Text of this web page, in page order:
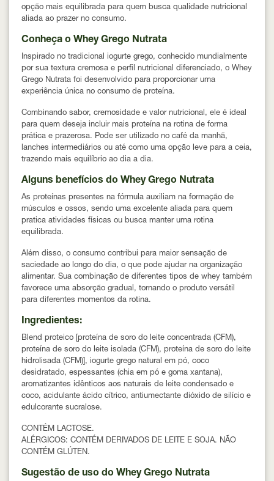
opção mais equilibrada para quem busca qualidade nutricional
aliada ao prazer no consumo.
Conheça o Whey Grego Nutrata
Inspirado no tradicional iogurte grego, conhecido mundialmente
por sua textura cremosa e perfil nutricional diferenciado, o Whey
Grego Nutrata foi desenvolvido para proporcionar uma
experiência única no consumo de proteína.
Combinando sabor, cremosidade e valor nutricional, ele é ideal
para quem deseja incluir mais proteína na rotina de forma
prática e prazerosa. Pode ser utilizado no café da manhã,
lanches intermediários ou até como uma opção leve para a ceia,
trazendo mais equilíbrio ao dia a dia.
Alguns benefícios do Whey Grego Nutrata
As proteínas presentes na fórmula auxiliam na formação de
músculos e ossos, sendo uma excelente aliada para quem
pratica atividades físicas ou busca manter uma rotina
equilibrada.
Além disso, o consumo contribui para maior sensação de
saciedade ao longo do dia, o que pode ajudar na organização
alimentar. Sua combinação de diferentes tipos de whey também
favorece uma absorção gradual, tornando o produto versátil
para diferentes momentos da rotina.
Ingredientes:
Blend proteico [proteína de soro do leite concentrada (CFM),
proteína de soro do leite isolada (CFM), proteína de soro do leite
hidrolisada (CFM)], iogurte grego natural em pó, coco
desidratado, espessantes (chia em pó e goma xantana),
aromatizantes idênticos aos naturais de leite condensado e
coco, acidulante ácido cítrico, antiumectante dióxido de silício e
edulcorante sucralose.
CONTÉM LACTOSE.
ALÉRGICOS: CONTÉM DERIVADOS DE LEITE E SOJA. NÃO
CONTÉM GLÚTEN.
Sugestão de uso do Whey Grego Nutrata